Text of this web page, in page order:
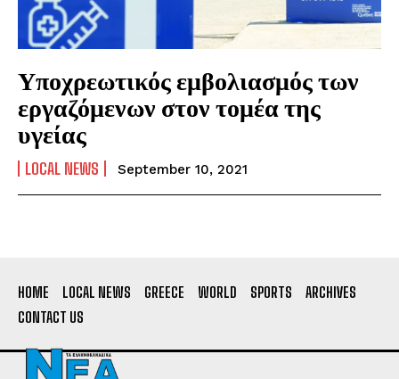
Υποχρεωτικός εμβολιασμός των
εργαζόμενων στον τομέα της
υγείας
LOCAL NEWS September 10, 2021
HOME LOCAL NEWS GREECE WORLD SPORTS
ARCHIVES
CONTACT US